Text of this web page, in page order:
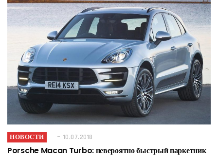
НОВОСТИ 10.07.2018
Porsche Macan Turbo: невероятно быстрый паркетник